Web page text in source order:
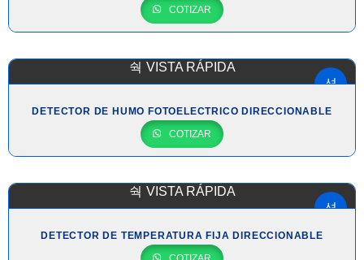
COTIZAR
VISTA RÁPIDA
DETECTOR DE HUMO FOTOELECTRICO DIRECCIONABLE
COTIZAR
VISTA RÁPIDA
DETECTOR DE TEMPERATURA FIJA DIRECCIONABLE